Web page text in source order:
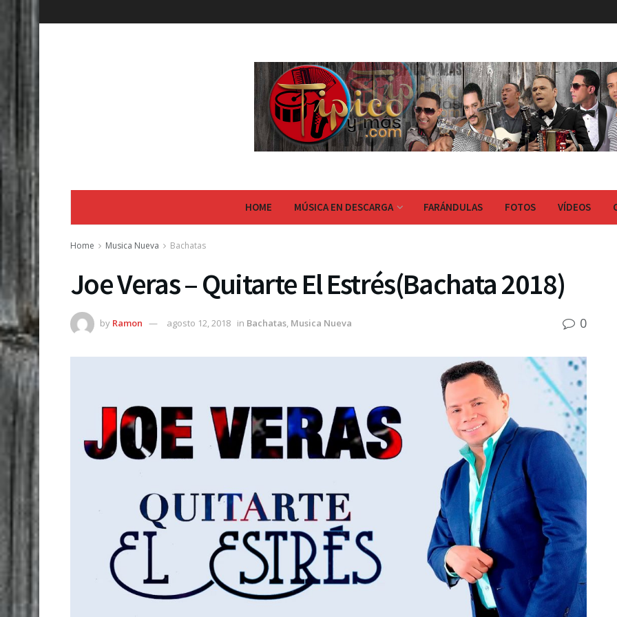
HOME MÚSICA EN DESCARGA FARÁNDULAS FOTOS VÍDEOS
Home Musica Nueva Bachatas
Joe Veras – Quitarte El Estrés(Bachata 2018)
by Ramon agosto 12, 2018 in Bachatas, Musica Nueva 0